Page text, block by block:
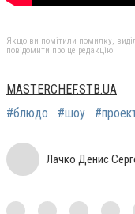
Якщо ви помітили помилку,
повідомити про це редакцію
MASTERCHEF.STB.UA
#блюдо
#шоу
Лачко Денис